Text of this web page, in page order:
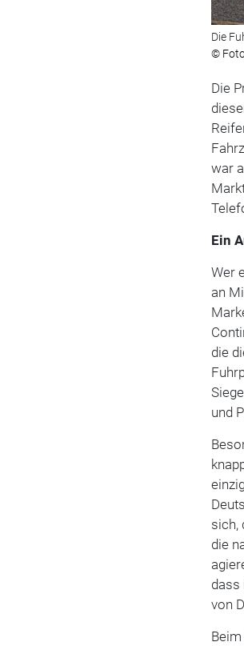
Die
©
Die
war
Ein
Wer
an
die
und
sich,
die
dass
von